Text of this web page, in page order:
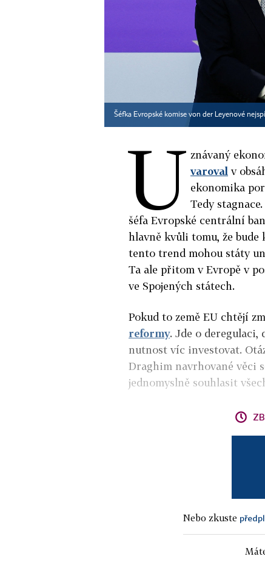
Šéfka Evropské komise von der Leyenové
U znávaný
varoval v
ekonomika
Tedy
šéfa Evropské centrální
hlavně kvůli tomu, že
tento trend mohou státy
Ta ale přitom v Evropě v
ve Spojených státech.
Pokud to země EU chtějí
reformy. Jde o
nutnost víc investovat.
Draghim navrhované věci
jednomyslně souhlasit
Nebo zkuste